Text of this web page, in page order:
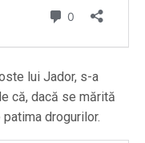
lui Jador, s-a
că, dacă se mărită
drogurilor.